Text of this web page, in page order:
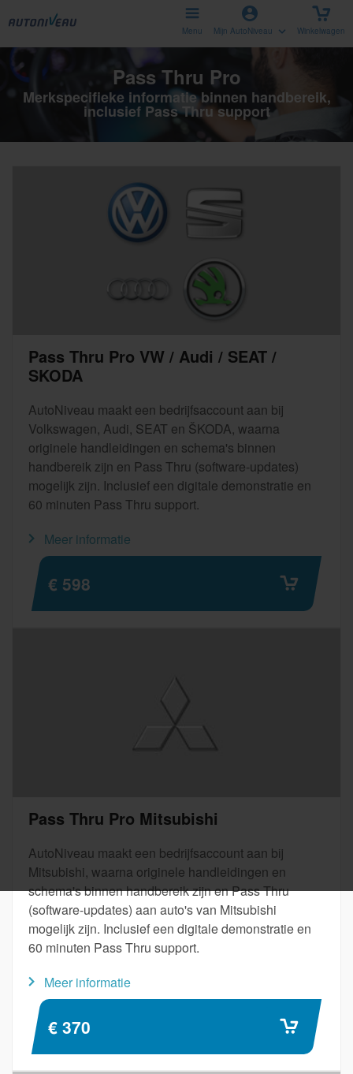
Menu Mijn AutoNiveau Winkelwagen
Pass Thru Pro
Merkspecifieke informatie binnen handbereik,
inclusief Pass Thru support
Pass Thru Pro VW / Audi / SEAT /
SKODA
AutoNiveau maakt een bedrijfsaccount aan bij
Volkswagen, Audi, SEAT en ŠKODA, waarna
originele handleidingen en schema's binnen
handbereik zijn en Pass Thru (software-updates)
mogelijk zijn. Inclusief een digitale demonstratie en
60 minuten Pass Thru support.
Meer informatie
€ 598
Pass Thru Pro Mitsubishi
AutoNiveau maakt een bedrijfsaccount aan bij
Mitsubishi, waarna originele handleidingen en
schema's binnen handbereik zijn en Pass Thru
(software-updates) aan auto's van Mitsubishi
mogelijk zijn. Inclusief een digitale demonstratie en
60 minuten Pass Thru support.
Meer informatie
€ 370